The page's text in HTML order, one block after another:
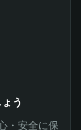
う
・安全に保